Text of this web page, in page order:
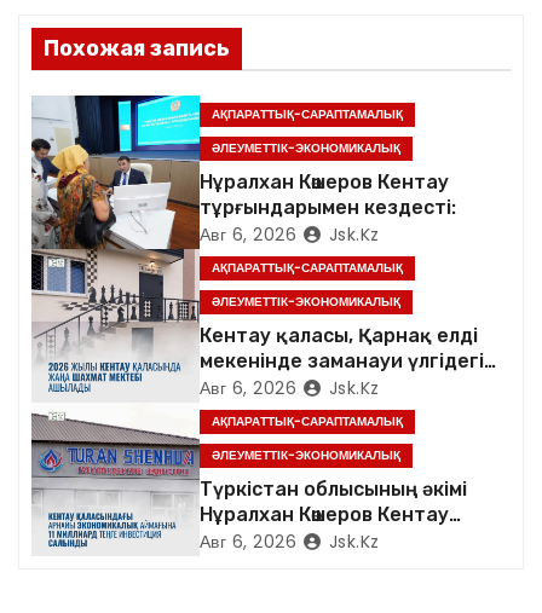
я
п
о
з
а
п
и
с
я
м
Похожая запись
АҚПАРАТТЫҚ-САРАПТАМАЛЫҚ
ӘЛЕУМЕТТІК-ЭКОНОМИКАЛЫҚ
Нұралхан Көшеров Кентау
тұрғындарымен кездесті:
Авг 6, 2026 Jsk.kz
АҚПАРАТТЫҚ-САРАПТАМАЛЫҚ
ӘЛЕУМЕТТІК-ЭКОНОМИКАЛЫҚ
Кентау қаласы, Қарнақ елді
мекенінде заманауи үлгідегі
«Достық үйі» ашылды
Авг 6, 2026 Jsk.kz
АҚПАРАТТЫҚ-САРАПТАМАЛЫҚ
ӘЛЕУМЕТТІК-ЭКОНОМИКАЛЫҚ
Түркістан облысының әкімі
Нұралхан Көшеров Кентау
қаласындағы «TURAN
Авг 6, 2026 Jsk.kz